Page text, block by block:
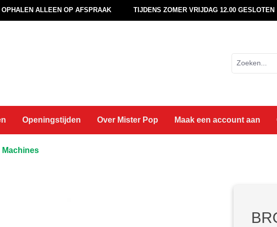
OPHALEN ALLEEN OP AFSPRAAK TIJDENS ZOMER VRIJDAG 12.00 GESLOTEN
Openingstijden Over Mister Pop Maak een account aan
Machines